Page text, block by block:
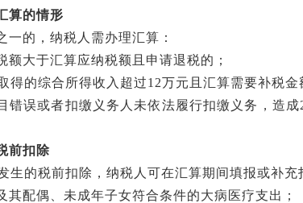
算的情形
一的，纳税人需办理汇算：
额大于汇算应纳税额且申请退税的；
得的综合所得收入超过12万元且汇算需要补税金
错误或者扣缴义务人未依法履行扣缴义务，造成
前扣除
生的税前扣除，纳税人可在汇算期间填报或补充
其配偶、未成年子女符合条件的大病医疗支出；